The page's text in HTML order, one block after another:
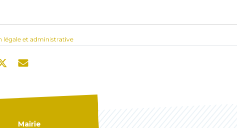
légale et administrative
Mairie